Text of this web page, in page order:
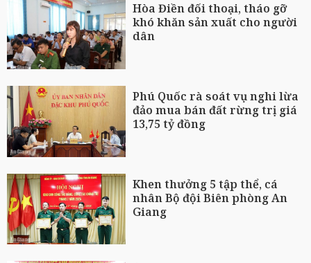
Hòa Điền đối thoại, tháo gỡ
khó khăn sản xuất cho người
dân
Phú Quốc rà soát vụ nghi lừa
đảo mua bán đất rừng trị giá
13,75 tỷ đồng
Khen thưởng 5 tập thể, cá
nhân Bộ đội Biên phòng An
Giang